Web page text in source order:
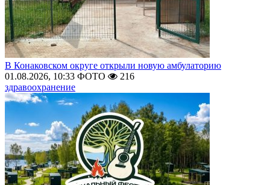
В Конаковском округе открыли новую амбулаторию
01.08.2026, 10:33 ФОТО
216
здравоохранение